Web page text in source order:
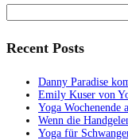
nach:
Recent Posts
Danny Paradise
Emily Kuser von
Yoga Wochenende
Wenn die
Yoga für